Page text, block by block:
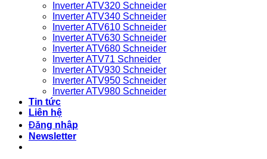
Inverter ATV320 Schneider
Inverter ATV340 Schneider
Inverter ATV610 Schneider
Inverter ATV630 Schneider
Inverter ATV680 Schneider
Inverter ATV71 Schneider
Inverter ATV930 Schneider
Inverter ATV950 Schneider
Inverter ATV980 Schneider
Tin tức
Liên hệ
Đăng nhập
Newsletter